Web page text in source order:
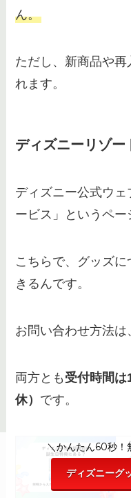
ん。
ただし、新商品や再
れます。
ディズニーリゾー
ディズニー公式ウ
ービス」というペー
こちらで、グッズ
きるんです。
お問い合わせ方法は
両方とも 受付時間は
休） です。
＼かんたん60秒！
ディズニーグ